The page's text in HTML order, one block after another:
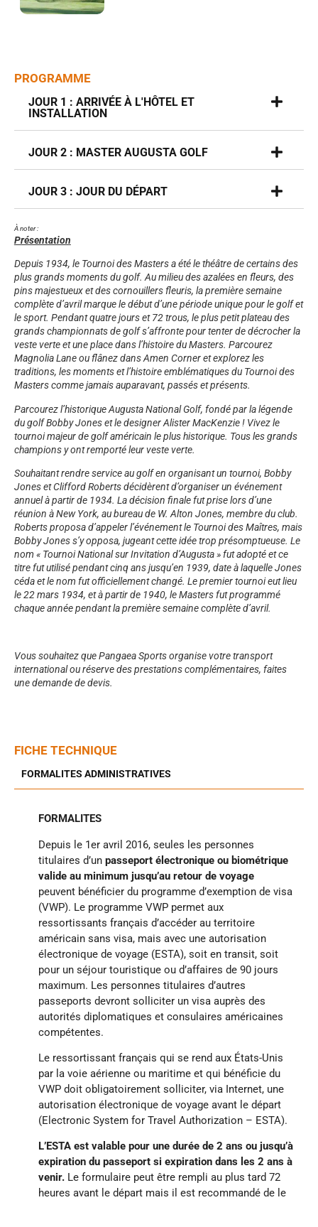
PROGRAMME
JOUR 1 : ARRIVÉE À L'HÔTEL ET
INSTALLATION
JOUR 2 : MASTER AUGUSTA GOLF
JOUR 3 : JOUR DU DÉPART
À noter :
Présentation
Depuis 1934, le Tournoi des Masters a été le théâtre de certains des
plus grands moments du golf. Au milieu des azalées en fleurs, des
pins majestueux et des cornouillers fleuris, la première semaine
complète d’avril marque le début d’une période unique pour le golf et
le sport. Pendant quatre jours et 72 trous, le plus petit plateau des
grands championnats de golf s’affronte pour tenter de décrocher la
veste verte et une place dans l’histoire du Masters. Parcourez
Magnolia Lane ou flânez dans Amen Corner et explorez les
traditions, les moments et l’histoire emblématiques du Tournoi des
Masters comme jamais auparavant, passés et présents.
Parcourez l’historique Augusta National Golf, fondé par la légende
du golf Bobby Jones et le designer Alister MacKenzie ! Vivez le
tournoi majeur de golf américain le plus historique. Tous les grands
champions y ont remporté leur veste verte.
Souhaitant rendre service au golf en organisant un tournoi, Bobby
Jones et Clifford Roberts décidèrent d’organiser un événement
annuel à partir de 1934. La décision finale fut prise lors d’une
réunion à New York, au bureau de W. Alton Jones, membre du club.
Roberts proposa d’appeler l’événement le Tournoi des Maîtres, mais
Bobby Jones s’y opposa, jugeant cette idée trop présomptueuse. Le
nom « Tournoi National sur Invitation d’Augusta » fut adopté et ce
titre fut utilisé pendant cinq ans jusqu’en 1939, date à laquelle Jones
céda et le nom fut officiellement changé. Le premier tournoi eut lieu
le 22 mars 1934, et à partir de 1940, le Masters fut programmé
chaque année pendant la première semaine complète d’avril.
Vous souhaitez que Pangaea Sports organise votre transport
international ou réserve des prestations complémentaires, faites
une demande de devis.
FICHE TECHNIQUE
FORMALITES ADMINISTRATIVES
FORMALITES
Depuis le 1er avril 2016, seules les personnes
titulaires d’unpasseport électronique ou biométrique
valide au minimum jusqu’au retour de voyage
peuvent bénéficier du programme d’exemption de visa
(VWP). Le programme VWP permet aux
ressortissants français d’accéder au territoire
américain sans visa, mais avec une autorisation
électronique de voyage (ESTA), soit en transit, soit
pour un séjour touristique ou d’affaires de 90 jours
maximum. Les personnes titulaires d’autres
passeports devront solliciter un visa auprès des
autorités diplomatiques et consulaires américaines
compétentes.
Le ressortissant français qui se rend aux États-Unis
par la voie aérienne ou maritime et qui bénéficie du
VWP doit obligatoirement solliciter, via Internet, une
autorisation électronique de voyage avant le départ
(Electronic System for Travel Authorization – ESTA).
L’ESTA est valable pour une durée de 2 ans ou jusqu’à
expiration du passeport si expiration dans les 2 ans à
venir. Le formulaire peut être rempli au plus tard 72
heures avant le départ mais il est recommandé de le